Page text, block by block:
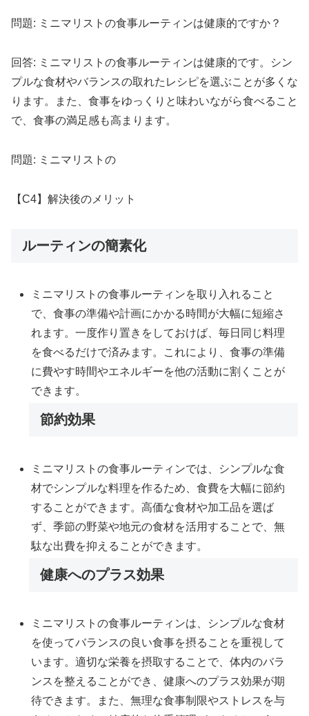
問題: ミニマリストの食事ルーティンは健康的ですか？
回答: ミニマリストの食事ルーティンは健康的です。シン
プルな食材やバランスの取れたレシピを選ぶことが多くな
ります。また、食事をゆっくりと味わいながら食べること
で、食事の満足感も高まります。
問題: ミニマリストの
【C4】解決後のメリット
ルーティンの簡素化
ミニマリストの食事ルーティンを取り入れること
で、食事の準備や計画にかかる時間が大幅に短縮さ
れます。一度作り置きをしておけば、毎日同じ料理
を食べるだけで済みます。これにより、食事の準備
に費やす時間やエネルギーを他の活動に割くことが
できます。
節約効果
ミニマリストの食事ルーティンでは、シンプルな食
材でシンプルな料理を作るため、食費を大幅に節約
することができます。高価な食材や加工品を選ば
ず、季節の野菜や地元の食材を活用することで、無
駄な出費を抑えることができます。
健康へのプラス効果
ミニマリストの食事ルーティンは、シンプルな食材
を使ってバランスの良い食事を摂ることを重視して
います。適切な栄養を摂取することで、体内のバラ
ンスを整えることができ、健康へのプラス効果が期
待できます。また、無理な食事制限やストレスを与